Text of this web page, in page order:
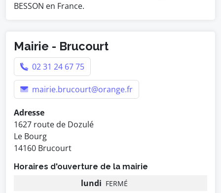
BESSON en France.
Mairie - Brucourt
02 31 24 67 75
mairie.brucourt@orange.fr
Adresse
1627 route de Dozulé
Le Bourg
14160 Brucourt
Horaires d'ouverture de la mairie
lundi FERMÉ